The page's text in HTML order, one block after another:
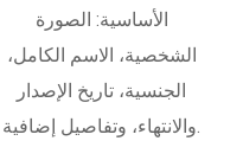
الأساسية: الصورة
الشخصية، الاسم الكامل،
الجنسية، تاريخ الإصدار
والانتهاء، وتفاصيل إضافية.